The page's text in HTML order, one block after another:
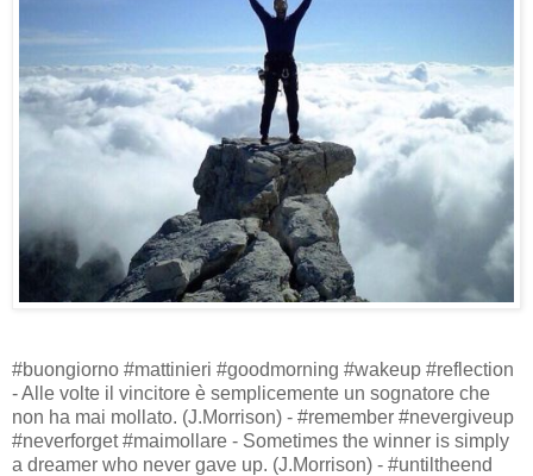
#buongiorno #mattinieri #goodmorning #wakeup #reflection
- Alle volte il vincitore è semplicemente un sognatore che
non ha mai mollato. (J.Morrison) - #remember #nevergiveup
#neverforget #maimollare - Sometimes the winner is simply
a dreamer who never gave up. (J.Morrison) - #untiltheend